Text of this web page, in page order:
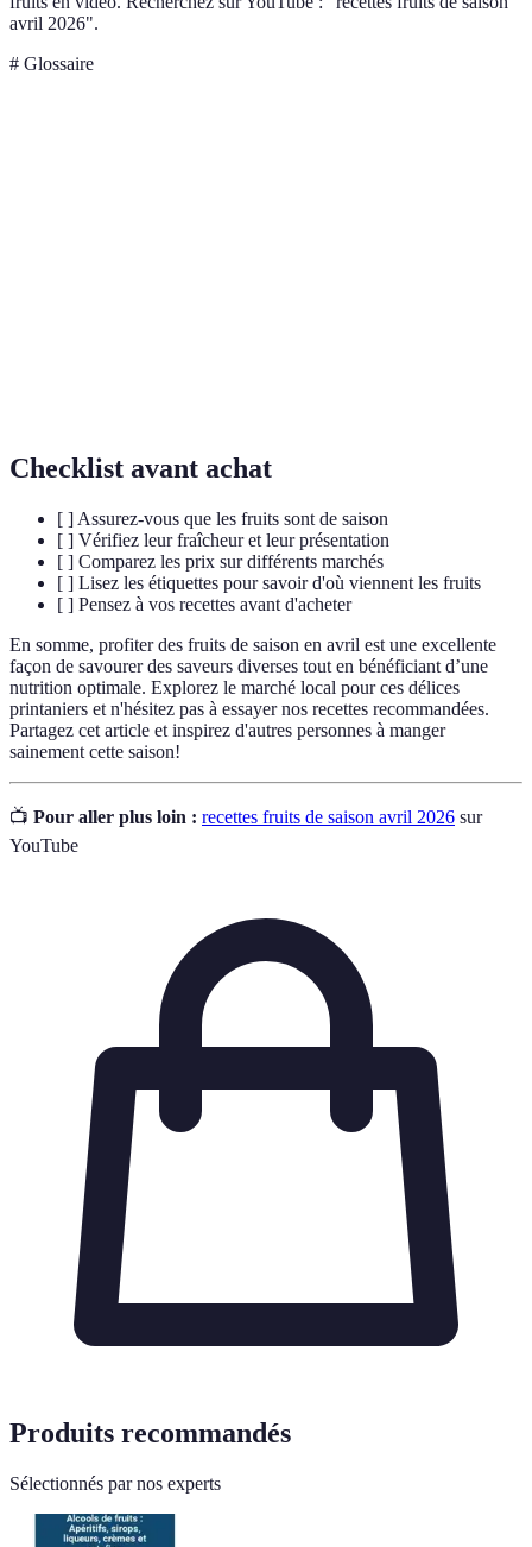
avril 2026".
# Glossaire
Checklist avant achat
[ ] Assurez-vous que les fruits sont de saison
[ ] Vérifiez leur fraîcheur et leur présentation
[ ] Comparez les prix sur différents marchés
[ ] Lisez les étiquettes pour savoir d'où viennent les fruits
[ ] Pensez à vos recettes avant d'acheter
En somme, profiter des fruits de saison en avril est une excellente
façon de savourer des saveurs diverses tout en bénéficiant d’une
nutrition optimale. Explorez le marché local pour ces délices
printaniers et n'hésitez pas à essayer nos recettes recommandées.
Partagez cet article et inspirez d'autres personnes à manger
sainement cette saison!
📺 Pour aller plus loin : recettes fruits de saison avril 2026 sur
YouTube
Produits recommandés
Sélectionnés par nos experts